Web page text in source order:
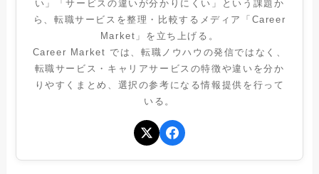
い」「サービスの違いが分かりにくい」という課題か
ら、転職サービスを整理・比較するメディア「Career
Market」を立ち上げる。
Career Market では、転職ノウハウの発信ではなく、
転職サービス・キャリアサービスの特徴や違いを分か
りやすくまとめ、選択の参考になる情報提供を行って
いる。